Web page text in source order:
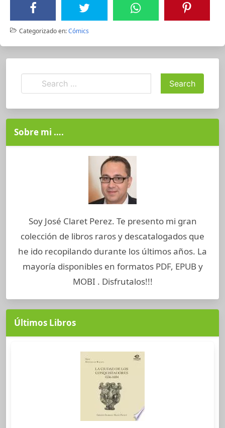
Categorizado en:Cómics
Sobre mi ….
Soy José Claret Perez. Te presento mi gran
colección de libros raros y descatalogados que
he ido recopilando durante los últimos años. La
mayoría disponibles en formatos PDF, EPUB y
MOBI . Disfrutalos!!!
Últimos Libros